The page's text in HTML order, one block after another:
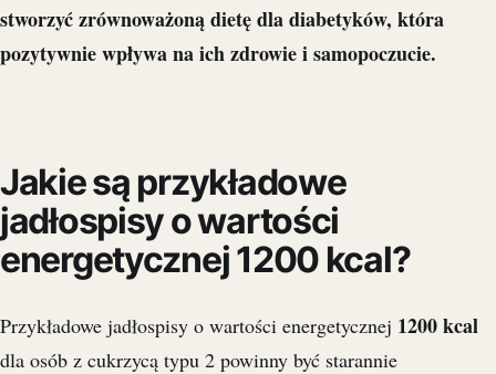
stworzyć zrównoważoną dietę dla diabetyków, która
pozytywnie wpływa na ich zdrowie i samopoczucie.
Jakie są przykładowe
jadłospisy o wartości
energetycznej 1200 kcal?
Przykładowe jadłospisy o wartości energetycznej 1200 kcal
dla osób z cukrzycą typu 2 powinny być starannie